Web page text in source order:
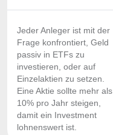
Jeder Anleger ist mit der
Frage konfrontiert, Geld
passiv in ETFs zu
investieren, oder auf
Einzelaktien zu setzen.
Eine Aktie sollte mehr als
10% pro Jahr steigen,
damit ein Investment
lohnenswert ist.